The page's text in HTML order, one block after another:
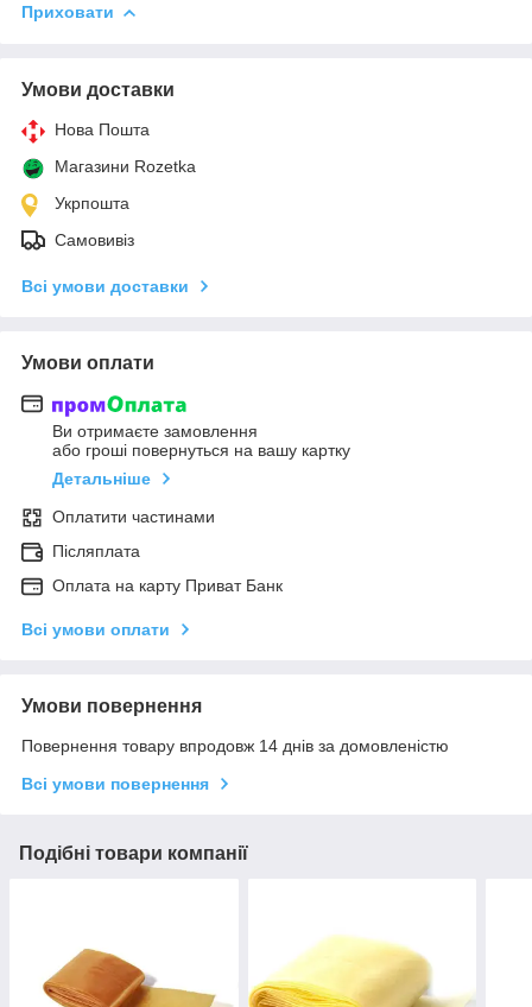
Приховати
Умови доставки
Нова Пошта
Магазини Rozetka
Укрпошта
Самовивіз
Всі умови доставки
Умови оплати
Ви отримаєте замовлення
або гроші повернуться на вашу картку
Детальніше
Оплатити частинами
Післяплата
Оплата на карту Приват Банк
Всі умови оплати
Умови повернення
Повернення товару впродовж 14 днів за домовленістю
Всі умови повернення
Подібні товари компанії